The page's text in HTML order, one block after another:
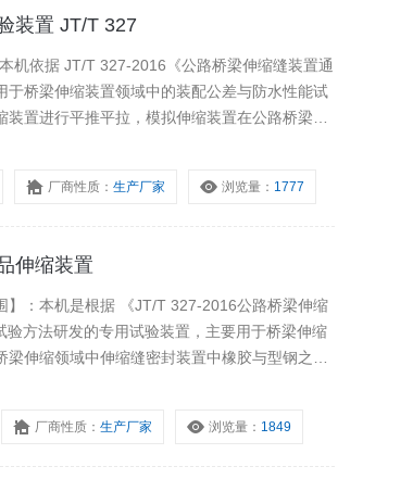
装置 JT/T 327
机依据 JT/T 327-2016《公路桥梁伸缩缝装置通
桥梁伸缩装置领域中的装配公差与防水性能试
置进行平推平拉，模拟伸缩装置在公路桥梁的
厂商性质：生产厂家 浏览量： 1777
伸缩装置
】：本机是根据 《JT/T 327-2016公路桥梁伸缩
方法研发的专用试验装置，主要用于桥梁伸缩
伸缩领域中伸缩缝密封装置中橡胶与型钢之间
厂商性质：生产厂家 浏览量： 1849